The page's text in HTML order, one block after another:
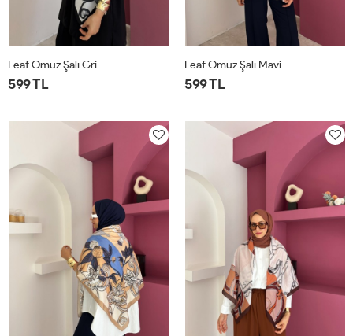
Leaf Omuz Şalı Gri
599 TL
Leaf Omuz Şalı Mavi
599 TL